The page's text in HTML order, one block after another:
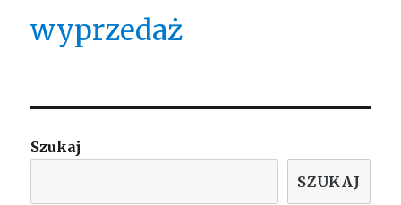
wyprzedaż
Szukaj
SZUKAJ